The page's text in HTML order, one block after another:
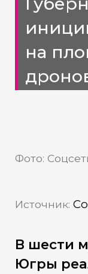
на
Фото:
Источник:
В шести
Югры